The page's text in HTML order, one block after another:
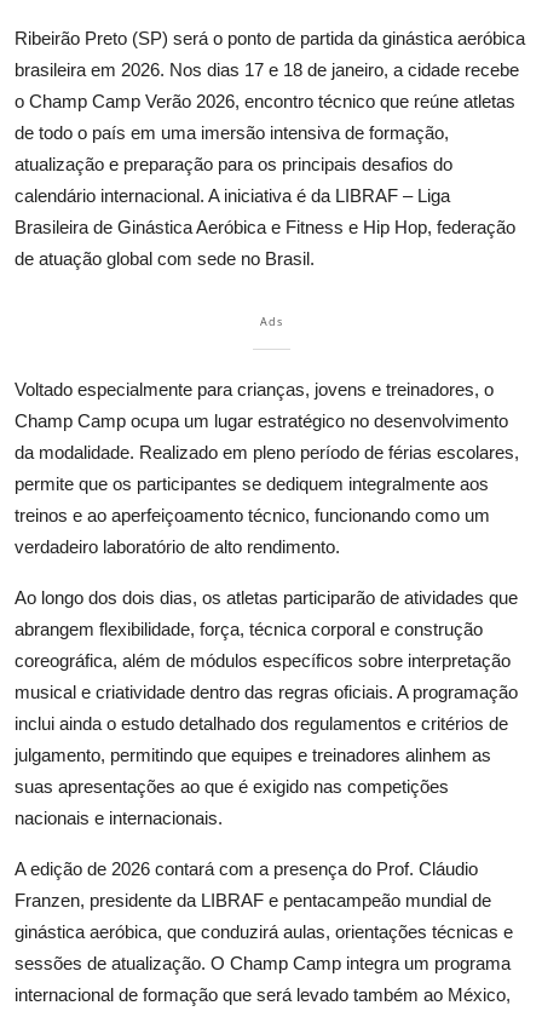
Ribeirão Preto (SP) será o ponto de partida da ginástica aeróbica
brasileira em 2026. Nos dias 17 e 18 de janeiro, a cidade recebe
o Champ Camp Verão 2026, encontro técnico que reúne atletas
de todo o país em uma imersão intensiva de formação,
atualização e preparação para os principais desafios do
calendário internacional. A iniciativa é da LIBRAF – Liga
Brasileira de Ginástica Aeróbica e Fitness e Hip Hop, federação
de atuação global com sede no Brasil.
Ads
Voltado especialmente para crianças, jovens e treinadores, o
Champ Camp ocupa um lugar estratégico no desenvolvimento
da modalidade. Realizado em pleno período de férias escolares,
permite que os participantes se dediquem integralmente aos
treinos e ao aperfeiçoamento técnico, funcionando como um
verdadeiro laboratório de alto rendimento.
Ao longo dos dois dias, os atletas participarão de atividades que
abrangem flexibilidade, força, técnica corporal e construção
coreográfica, além de módulos específicos sobre interpretação
musical e criatividade dentro das regras oficiais. A programação
inclui ainda o estudo detalhado dos regulamentos e critérios de
julgamento, permitindo que equipes e treinadores alinhem as
suas apresentações ao que é exigido nas competições
nacionais e internacionais.
A edição de 2026 contará com a presença do Prof. Cláudio
Franzen, presidente da LIBRAF e pentacampeão mundial de
ginástica aeróbica, que conduzirá aulas, orientações técnicas e
sessões de atualização. O Champ Camp integra um programa
internacional de formação que será levado também ao México,